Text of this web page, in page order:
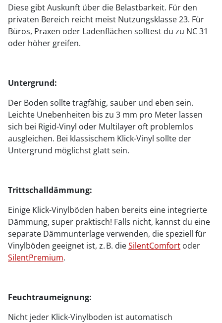
Diese gibt Auskunft über die Belastbarkeit. Für den
privaten Bereich reicht meist Nutzungsklasse 23. Für
Büros, Praxen oder Ladenflächen solltest du zu NC 31
oder höher greifen.
Untergrund:
Der Boden sollte tragfähig, sauber und eben sein.
Leichte Unebenheiten bis zu 3 mm pro Meter lassen
sich bei Rigid-Vinyl oder Multilayer oft problemlos
ausgleichen. Bei klassischem Klick-Vinyl sollte der
Untergrund möglichst glatt sein.
Trittschalldämmung:
Einige Klick-Vinylböden haben bereits eine integrierte
Dämmung, super praktisch! Falls nicht, kannst du eine
separate Dämmunterlage verwenden, die speziell für
Vinylböden geeignet ist, z. B. dieSilentComfort oder
SilentPremium.
Feuchtraumeignung:
Nicht jeder Klick-Vinylboden ist automatisch